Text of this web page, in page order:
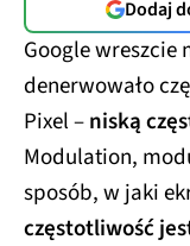
Dodaj
Google wreszcie
denerwowało
Pixel –niską
Modulation,
sposób, w jaki
częstotliwość